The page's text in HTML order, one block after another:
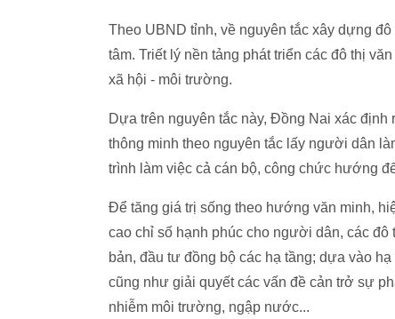
Theo UBND tỉnh, về nguyên tắc xây dựng
tâm. Triết lý nền tảng phát triển các đô thị
xã hội - môi trường.
Dựa trên nguyên tắc này, Đồng Nai xác định
thông minh theo nguyên tắc lấy người dân
trình làm việc cả cán bộ, công chức hướng
Để tăng giá trị sống theo hướng văn minh,
cao chỉ số hạnh phúc cho người dân, các
bản, đầu tư đồng bộ các hạ tầng; dựa vào
cũng như giải quyết các vấn đề cản trở sự
nhiễm môi trường, ngập nước...